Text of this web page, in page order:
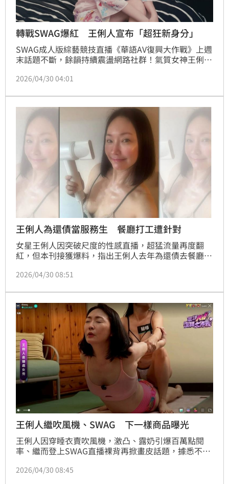
轉戰SWAG爆紅 王俐人宣布「超狂新身分」
SWAG成人版綜藝競技直播《華語AV復興大作戰》上週
末話題不斷，餘韻持續震盪網路社群！氣質女神王俐人
作的風格驚豔全場，更在直播間掀起了一場前所未有的
2026/04/30 04:01
王俐人為還債當服務生 餐廳打工遭針對
女星王俐人因突破尺度的性感直播，超猛流量再度翻
紅，但本刊接獲爆料，指出王俐人去年為還債去餐廳打
開除。
2026/04/30 08:51
王俐人繼吹風機、SWAG 下一樣商品曝光
王俐人因穿睡衣賣吹風機，激凸、露奶引爆百萬點閱
率、繼而登上SWAG直播裸背再掀畫皮話題，據悉不只
購，將性感化成商機。
2026/04/30 08:45